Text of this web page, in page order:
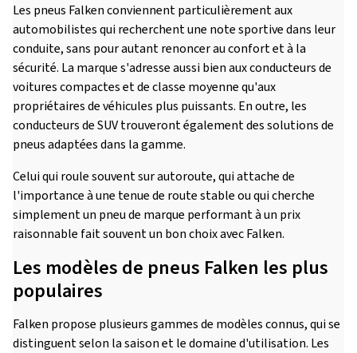
Les pneus Falken conviennent particulièrement aux
automobilistes qui recherchent une note sportive dans leur
conduite, sans pour autant renoncer au confort et à la
sécurité. La marque s'adresse aussi bien aux conducteurs de
voitures compactes et de classe moyenne qu'aux
propriétaires de véhicules plus puissants. En outre, les
conducteurs de SUV trouveront également des solutions de
pneus adaptées dans la gamme.
Celui qui roule souvent sur autoroute, qui attache de
l'importance à une tenue de route stable ou qui cherche
simplement un pneu de marque performant à un prix
raisonnable fait souvent un bon choix avec Falken.
Les modèles de pneus Falken les plus
populaires
Falken propose plusieurs gammes de modèles connus, qui se
distinguent selon la saison et le domaine d'utilisation. Les